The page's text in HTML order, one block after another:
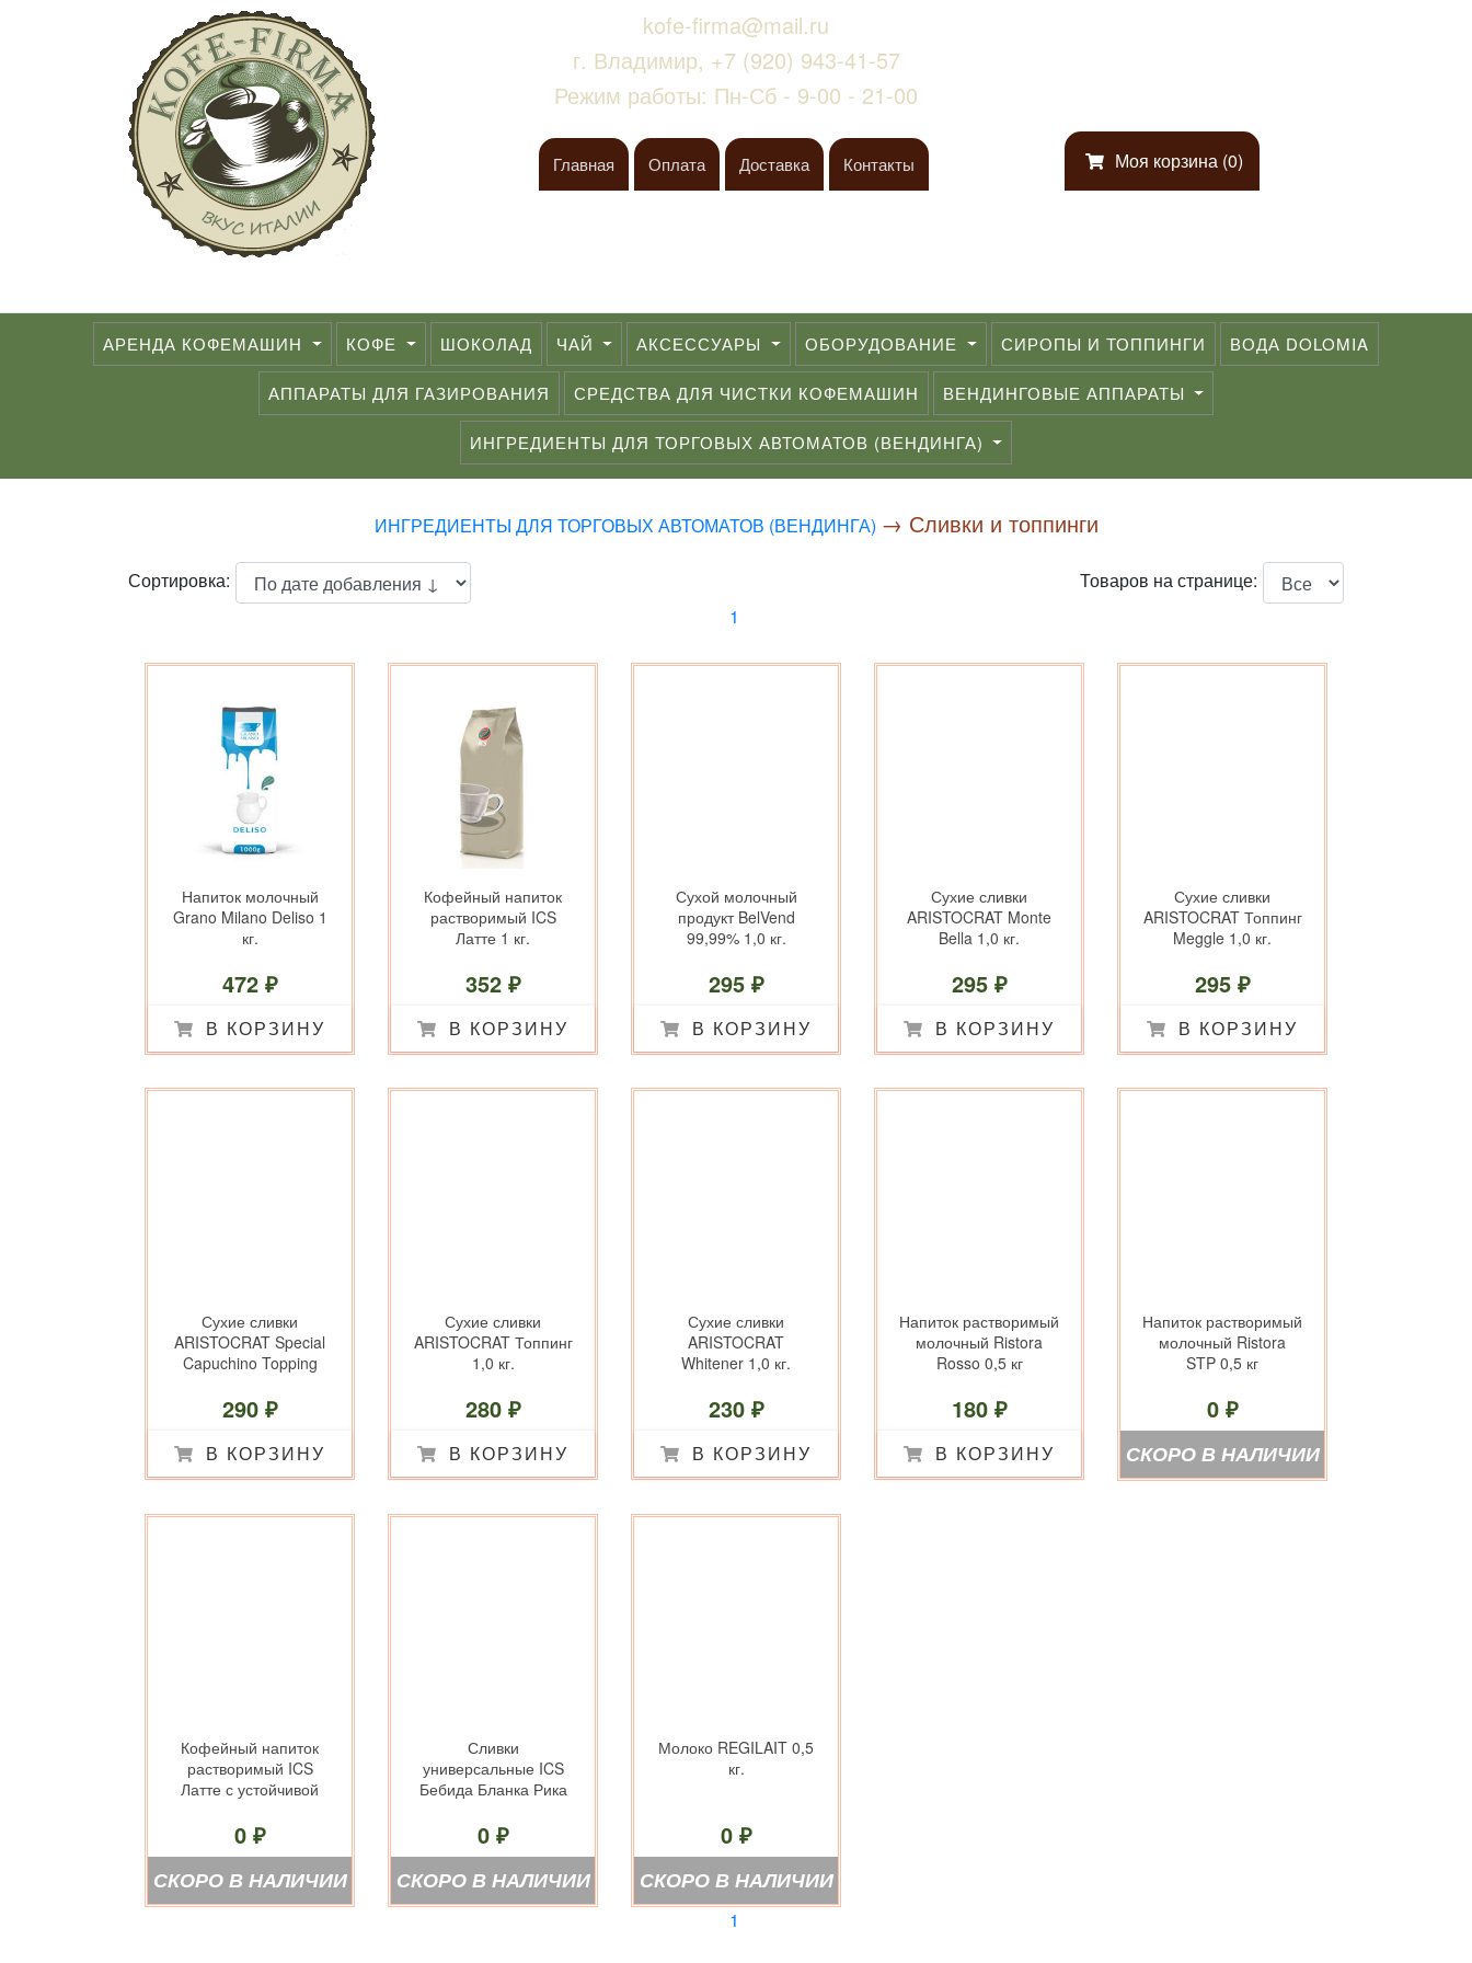
kofe-firma@mail.ru
г. Владимир, +7 (920) 943-41-57
Режим работы: Пн-Сб - 9-00 - 21-00
Главная Оплата Доставка Контакты Моя корзина (0)
АРЕНДА КОФЕМАШИН КОФЕ ШОКОЛАД ЧАЙ АКСЕССУАРЫ ОБОРУДОВАНИЕ СИРОПЫ И ТОППИНГИ ВОДА DOLOMIA
АППАРАТЫ ДЛЯ ГАЗИРОВАНИЯ СРЕДСТВА ДЛЯ ЧИСТКИ КОФЕМАШИН ВЕНДИНГОВЫЕ АППАРАТЫ
ИНГРЕДИЕНТЫ ДЛЯ ТОРГОВЫХ АВТОМАТОВ (ВЕНДИНГА)
ИНГРЕДИЕНТЫ ДЛЯ ТОРГОВЫХ АВТОМАТОВ (ВЕНДИНГА) → Сливки и топпинги
Сортировка:
Товаров на странице:
1
Напиток молочный
Grano Milano Deliso 1
кг.
472 ₽
В КОРЗИНУ
Кофейный напиток
растворимый ICS
Латте 1 кг.
352 ₽
В КОРЗИНУ
Сухой молочный
продукт BelVend
99,99% 1,0 кг.
295 ₽
В КОРЗИНУ
Сухие сливки
ARISTOCRAT Monte
Bella 1,0 кг.
295 ₽
В КОРЗИНУ
Сухие сливки
ARISTOCRAT Топпинг
Meggle 1,0 кг.
295 ₽
В КОРЗИНУ
Сухие сливки
ARISTOCRAT Special
Capuchino Topping
290 ₽
В КОРЗИНУ
Сухие сливки
ARISTOCRAT Топпинг
1,0 кг.
280 ₽
В КОРЗИНУ
Сухие сливки
ARISTOCRAT
Whitener 1,0 кг.
230 ₽
В КОРЗИНУ
Напиток растворимый
молочный Ristora
Rosso 0,5 кг
180 ₽
В КОРЗИНУ
Напиток растворимый
молочный Ristora
STP 0,5 кг
0 ₽
СКОРО В НАЛИЧИИ
Кофейный напиток
растворимый ICS
Латте с устойчивой
0 ₽
СКОРО В НАЛИЧИИ
Сливки
универсальные ICS
Бебида Бланка Рика
0 ₽
СКОРО В НАЛИЧИИ
Молоко REGILAIT 0,5
кг.
0 ₽
СКОРО В НАЛИЧИИ
1